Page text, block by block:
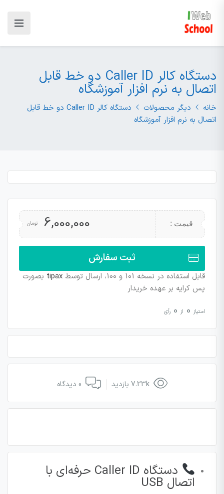
دستگاه کالر Caller ID دو خط قابل
اتصال به نرم افزار آموزشگاه
خانه دیگر محصولات
دستگاه کالر Caller ID دو خط قابل
اتصال به نرم افزار آموزشگاه
قیمت : 6,000,000 تومان
ثبت سفارش
قابل استفاده در نسخه 101 و 100، ارسال توسط tipax بصورت
پس کرایه بر عهده خریدار
امتیاز 0 از 0 رأی
7.23k بازدید
دستگاه Caller ID حرفه‌ای با
اتصال USB